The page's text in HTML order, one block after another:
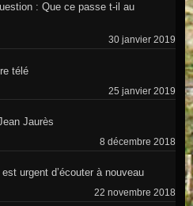
: Que ce passe t-il au
30 janvier 2019
télé
25 janvier 2019
Jaurès
8 décembre 2018
urgent d’écouter à nouveau
22 novembre 2018